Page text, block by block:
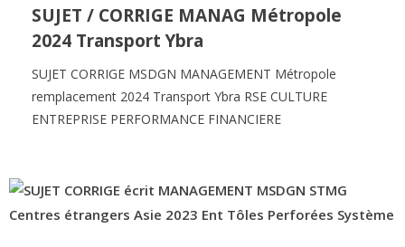
SUJET / CORRIGE MANAG Métropole
2024 Transport Ybra
SUJET CORRIGE MSDGN MANAGEMENT Métropole
remplacement 2024 Transport Ybra RSE CULTURE
ENTREPRISE PERFORMANCE FINANCIERE